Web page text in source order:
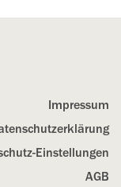
Impressum
Einstellungen
AGB